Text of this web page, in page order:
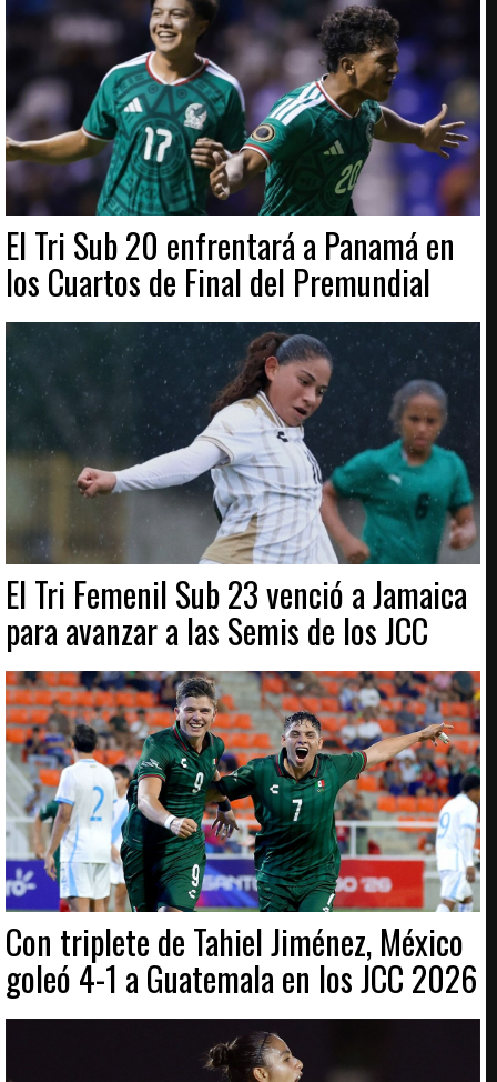
El Tri Sub 20 enfrentará a Panamá en
los Cuartos de Final del Premundial
El Tri Femenil Sub 23 venció a Jamaica
para avanzar a las Semis de los JCC
Con triplete de Tahiel Jiménez, México
goleó 4-1 a Guatemala en los JCC 2026